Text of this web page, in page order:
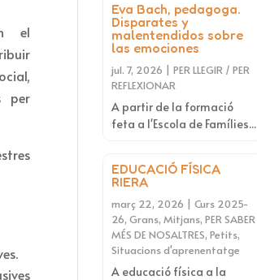
el
per
Eva Bach, pedagoga.
Disparates y
malentendidos sobre
las emociones
jul. 7, 2026 |PER LLEGIR / PER
REFLEXIONAR
A partir de la formació
feta a l'Escola de Famílies...
EDUCACIÓ FÍSICA
RIERA
març 22, 2026 |Curs 2025-
26,Grans,Mitjans,PER SABER
MÉS DE NOSALTRES,Petits,
Situacions d'aprenentatge
A educació física a la